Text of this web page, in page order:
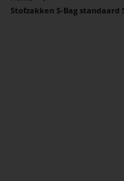
Stofzakken S-Bag standaard